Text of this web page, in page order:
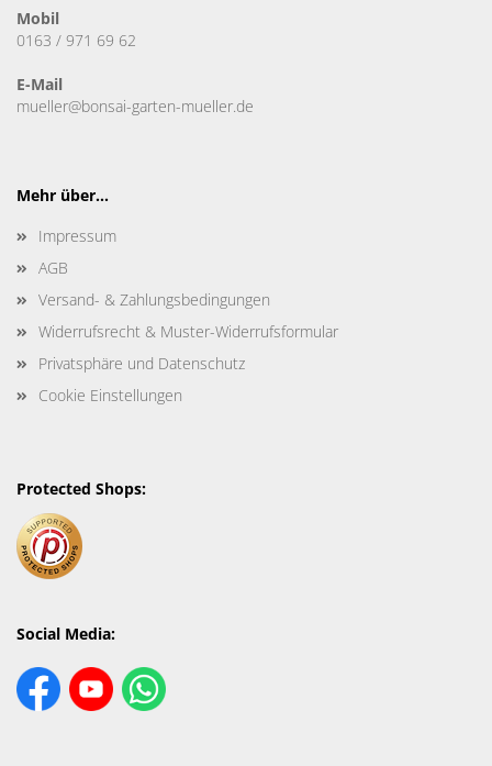
Mobil
0163 / 971 69 62
E-Mail
mueller@bonsai-garten-mueller.de
Mehr über...
Impressum
AGB
Versand- & Zahlungsbedingungen
Widerrufsrecht & Muster-Widerrufsformular
Privatsphäre und Datenschutz
Cookie Einstellungen
Protected Shops:
Social Media: